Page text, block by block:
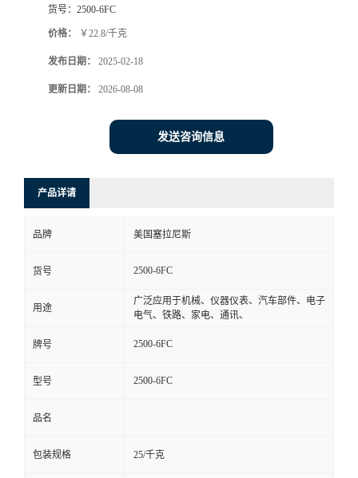
货号： 2500-6FC
价格： ￥22.8/千克
发布日期： 2025-02-18
更新日期： 2026-08-08
发送咨询信息
产品详请
品牌 美国塞拉尼斯
货号 2500-6FC
用途
广泛应用于机械、仪器仪表、汽车部件、电子
电气、铁路、家电、通讯、
牌号 2500-6FC
型号 2500-6FC
品名
包装规格 25/千克